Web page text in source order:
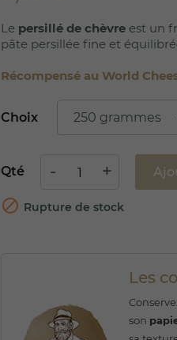
Le persillé de chèvre est un
pâte persillée fine et
Récompensé au World
Choix
Qté
 Rupture de stock
Les
son